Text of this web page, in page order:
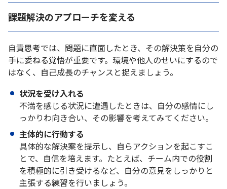
課題解決のアプローチを変える
自責思考では、問題に直面したとき、その解決策を自分の
手に委ねる覚悟が重要です。環境や他人のせいにするので
はなく、自己成長のチャンスと捉えましょう。
状況を受け入れる
不満を感じる状況に遭遇したときは、自分の感情にし
っかりわ向き合い、その影響を考えてみてください。
主体的に行動する
具体的な解決案を提示し、自らアクションを起こすこ
とで、自信を培えます。たとえば、チーム内での役割
を積極的に引き受けるなど、自分の意見をしっかりと
主張する練習を行いましょう。